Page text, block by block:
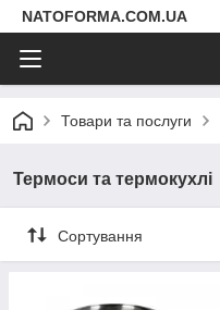
NATOFORMA.COM.UA
Товари та послуги
Термоси та термокухлі
Сортування